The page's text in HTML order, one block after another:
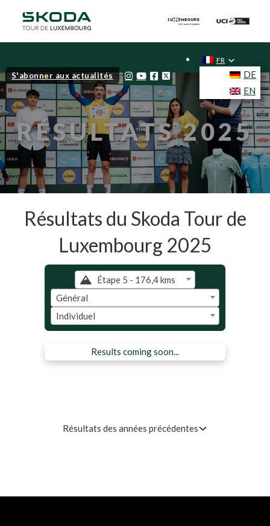
S'abonner aux actualités
FR
DE
EN
RÉSULTATS 2025
Résultats du Skoda Tour de
Luxembourg 2025
Étape 5 - 176,4 kms
Général
Individuel
Results coming soon...
Résultats des années précédentes